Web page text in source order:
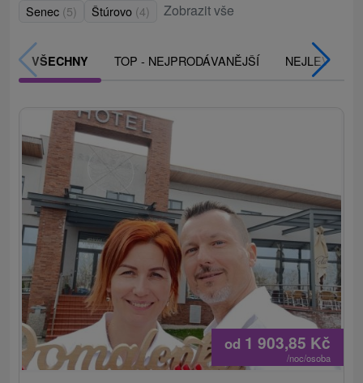
Senec (5) Štúrovo (4) Zobrazit vše
VŠECHNY TOP - NEJPRODÁVANĚJŠÍ NEJLEVNĚJŠÍ
od 1 903,85 Kč
/noc/osoba